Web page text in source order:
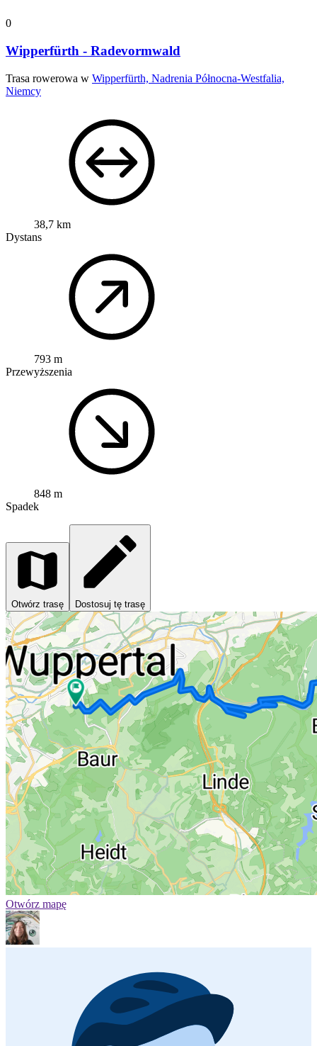
0
Wipperfürth - Radevormwald
Trasa rowerowa w Wipperfürth, Nadrenia Północna-Westfalia,
Niemcy
38,7 km
Dystans
793 m
Przewyższenia
848 m
Spadek
Otwórz trasę Dostosuj tę trasę
Otwórz mapę